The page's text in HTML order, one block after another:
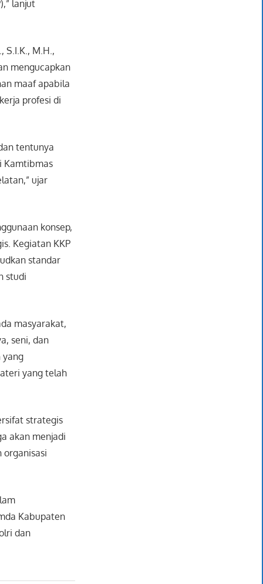
lanjut
S.I.K., M.H.,
mengucapkan
maaf apabila
profesi di
tentunya
Kamtibmas
ujar
konsep,
Kegiatan KKP
standar
studi
masyarakat,
seni, dan
yang
yang telah
strategis
akan menjadi
organisasi
Kabupaten
dan